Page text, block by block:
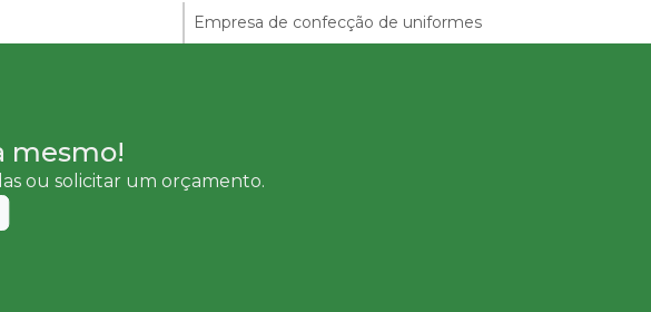
mesmo!
ou solicitar um orçamento.
Empresa de confecção de uniformes
Empresa de uniformes sociais